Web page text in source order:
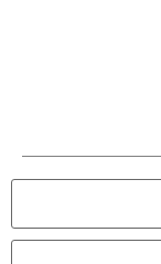
EMP Online